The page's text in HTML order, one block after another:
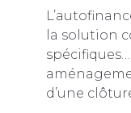
la solution
d’une